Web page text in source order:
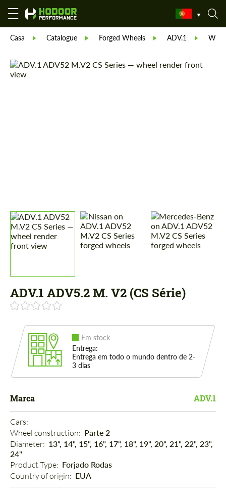
Casa Catalogue Forged Wheels ADV.1
ADV.1 ADV5.2 M. V2 (CS Série)
Em stock
Entrega:
Entrega em todo o mundo dentro de 2-
3 dias
Marca ADV.1
Cars:
Wheel construction: Parte 2
Diameter: 13", 14", 15", 16", 17", 18", 19", 20", 21", 22", 23",
24"
Product Type: Forjado Rodas
Country of origin: EUA